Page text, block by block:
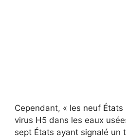
Cependant, « les neuf
virus H5 dans les eaux
sept États ayant signalé un